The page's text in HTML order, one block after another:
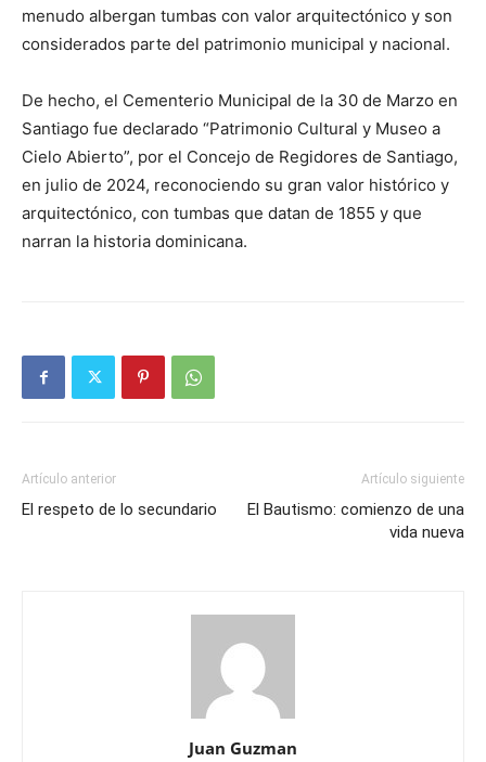
menudo albergan tumbas con valor arquitectónico y son
considerados parte del patrimonio municipal y nacional.
De hecho, el Cementerio Municipal de la 30 de Marzo en
Santiago fue declarado “Patrimonio Cultural y Museo a
Cielo Abierto”, por el Concejo de Regidores de Santiago,
en julio de 2024, reconociendo su gran valor histórico y
arquitectónico, con tumbas que datan de 1855 y que
narran la historia dominicana.
Artículo anterior
El respeto de lo secundario
Artículo siguiente
El Bautismo: comienzo de una
vida nueva
Juan Guzman